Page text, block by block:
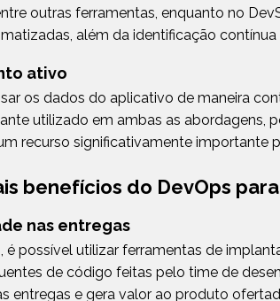
outras ferramentas, enquanto no
além da identificação contínua
ativo
os dados do aplicativo de maneira
utilizado em ambas as abordagens,
recurso significativamente importante
benefícios do DevOps
nas entregas
é possível utilizar ferramentas de
de código feitas pelo time de
entregas e gera valor ao produto